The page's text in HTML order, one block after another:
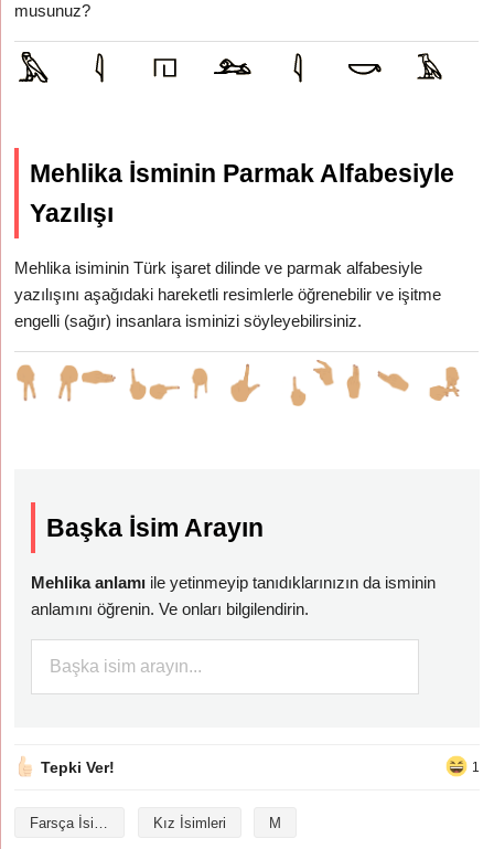
musunuz?
Mehlika İsminin Parmak Alfabesiyle
Yazılışı
Mehlika isiminin Türk işaret dilinde ve parmak alfabesiyle
yazılışını aşağıdaki hareketli resimlerle öğrenebilir ve işitme
engelli (sağır) insanlara isminizi söyleyebilirsiniz.
Başka İsim Arayın
Mehlika anlamı ile yetinmeyip tanıdıklarınızın da isminin
anlamını öğrenin. Ve onları bilgilendirin.
Tepki Ver! 1
Farsça İsimler Kız İsimleri M